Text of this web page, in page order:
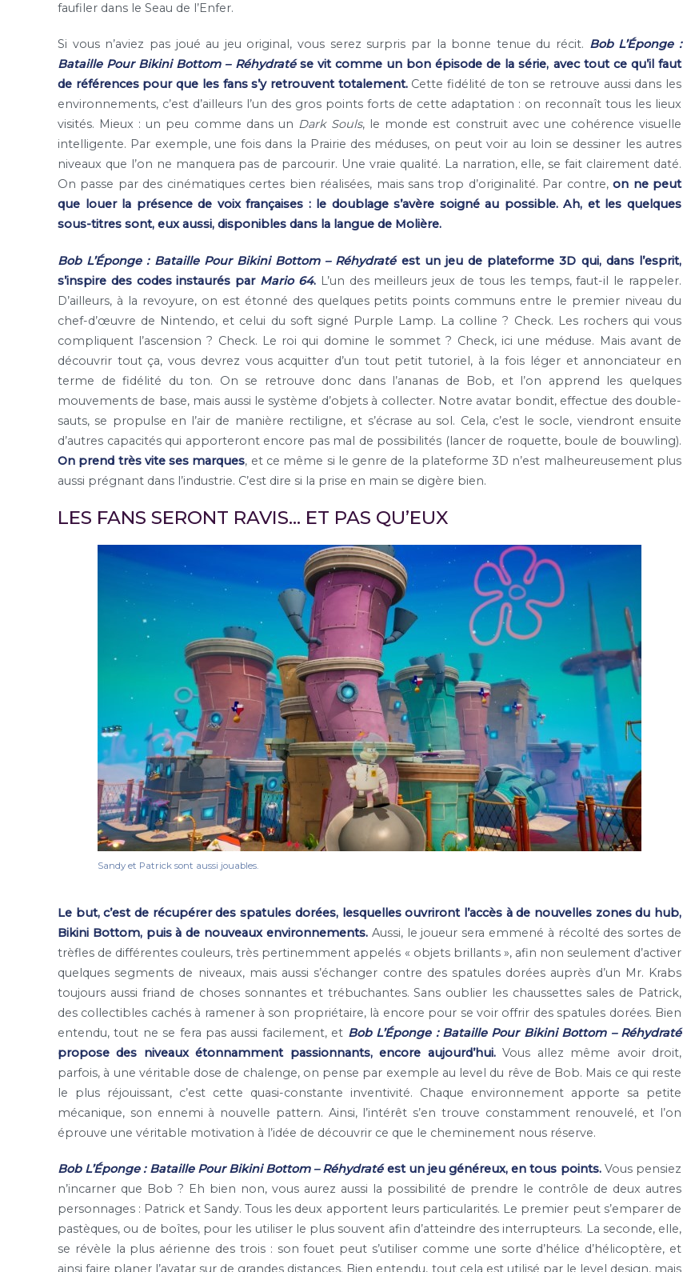
faufiler dans le Seau de l’Enfer.
Si vous n’aviez pas joué au jeu original, vous serez surpris par la bonne tenue du récit. Bob L’Éponge :
Bataille Pour Bikini Bottom – Réhydratése vit comme un bon épisode de la série, avec tout ce qu’il faut
de références pour que les fans s’y retrouvent totalement.Cette fidélité de ton se retrouve aussi dans les
environnements, c’est d’ailleurs l’un des gros points forts de cette adaptation : on reconnaît tous les lieux
visités. Mieux : un peu comme dans un Dark Souls, le monde est construit avec une cohérence visuelle
intelligente. Par exemple, une fois dans la Prairie des méduses, on peut voir au loin se dessiner les autres
niveaux que l’on ne manquera pas de parcourir. Une vraie qualité. La narration, elle, se fait clairement daté.
On passe par des cinématiques certes bien réalisées, mais sans trop d’originalité. Par contre,on ne peut
que louer la présence de voix françaises : le doublage s’avère soigné au possible. Ah, et les quelques
sous-titres sont, eux aussi, disponibles dans la langue de Molière.
Bob L’Éponge : Bataille Pour Bikini Bottom – Réhydratéest un jeu de plateforme 3D qui, dans l’esprit,
s’inspire des codes instaurés par Mario 64.L’un des meilleurs jeux de tous les temps, faut-il le rappeler.
D’ailleurs, à la revoyure, on est étonné des quelques petits points communs entre le premier niveau du
chef-d’œuvre de Nintendo, et celui du soft signé Purple Lamp. La colline ? Check. Les rochers qui vous
compliquent l’ascension ? Check. Le roi qui domine le sommet ? Check, ici une méduse. Mais avant de
découvrir tout ça, vous devrez vous acquitter d’un tout petit tutoriel, à la fois léger et annonciateur en
terme de fidélité du ton. On se retrouve donc dans l’ananas de Bob, et l’on apprend les quelques
mouvements de base, mais aussi le système d’objets à collecter. Notre avatar bondit, effectue des double-
sauts, se propulse en l’air de manière rectiligne, et s’écrase au sol. Cela, c’est le socle, viendront ensuite
d’autres capacités qui apporteront encore pas mal de possibilités (lancer de roquette, boule de bouwling).
On prend très vite ses marques, et ce même si le genre de la plateforme 3D n’est malheureusement plus
aussi prégnant dans l’industrie. C’est dire si la prise en main se digère bien.
LES FANS SERONT RAVIS… ET PAS QU’EUX
Sandy et Patrick sont aussi jouables.
Le but, c’est de récupérer des spatules dorées, lesquelles ouvriront l’accès à de nouvelles zones du hub,
Bikini Bottom, puis à de nouveaux environnements.Aussi, le joueur sera emmené à récolté des sortes de
trèfles de différentes couleurs, très pertinemment appelés « objets brillants », afin non seulement d’activer
quelques segments de niveaux, mais aussi s’échanger contre des spatules dorées auprès d’un Mr. Krabs
toujours aussi friand de choses sonnantes et trébuchantes. Sans oublier les chaussettes sales de Patrick,
des collectibles cachés à ramener à son propriétaire, là encore pour se voir offrir des spatules dorées. Bien
entendu, tout ne se fera pas aussi facilement, et Bob L’Éponge : Bataille Pour Bikini Bottom – Réhydraté
propose des niveaux étonnamment passionnants, encore aujourd’hui.Vous allez même avoir droit,
parfois, à une véritable dose de chalenge, on pense par exemple au level du rêve de Bob. Mais ce qui reste
le plus réjouissant, c’est cette quasi-constante inventivité. Chaque environnement apporte sa petite
mécanique, son ennemi à nouvelle pattern. Ainsi, l’intérêt s’en trouve constamment renouvelé, et l’on
éprouve une véritable motivation à l’idée de découvrir ce que le cheminement nous réserve.
Bob L’Éponge : Bataille Pour Bikini Bottom – Réhydratéest un jeu généreux, en tous points.Vous pensiez
n’incarner que Bob ? Eh bien non, vous aurez aussi la possibilité de prendre le contrôle de deux autres
personnages : Patrick et Sandy. Tous les deux apportent leurs particularités. Le premier peut s’emparer de
pastèques, ou de boîtes, pour les utiliser le plus souvent afin d’atteindre des interrupteurs. La seconde, elle,
se révèle la plus aérienne des trois : son fouet peut s’utiliser comme une sorte d’hélice d’hélicoptère, et
ainsi faire planer l’avatar sur de grandes distances. Bien entendu, tout cela est utilisé par le level design, mais